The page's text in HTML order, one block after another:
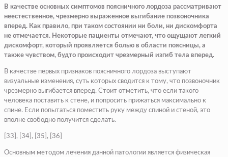
В качестве основных симптомов поясничного лордоза рассматривают
неестественное, чрезмерно выраженное выгибание позвоночника
вперед. Как правило, при таком состоянии ни боли, ни дискомфорта
не отмечается. Некоторые пациенты отмечают, что ощущают легкий
дискомфорт, который проявляется болью в области поясницы, а
также чувством, будто происходит чрезмерный изгиб тела вперед.
В качестве первых признаков поясничного лордоза выступают
визуальные изменения, суть которых сводится к тому, что позвоночник
чрезмерно выгибается вперед. Стоит отметить, что если такого
человека поставить к стене, и попросить прижаться максимально к
спине. Если попытаться поместить руку между спиной и стеной, это
вполне свободно получится сделать.
[33], [34], [35], [36]
Основным методом лечения данной патологии является физическая